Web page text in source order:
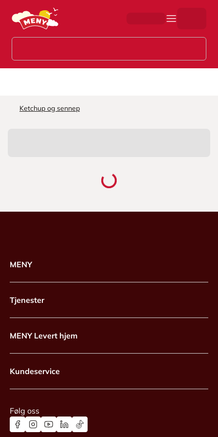
Hopp til hovedinnhold
Ketchup og sennep
MENY
Tjenester
MENY Levert hjem
Kundeservice
Følg oss